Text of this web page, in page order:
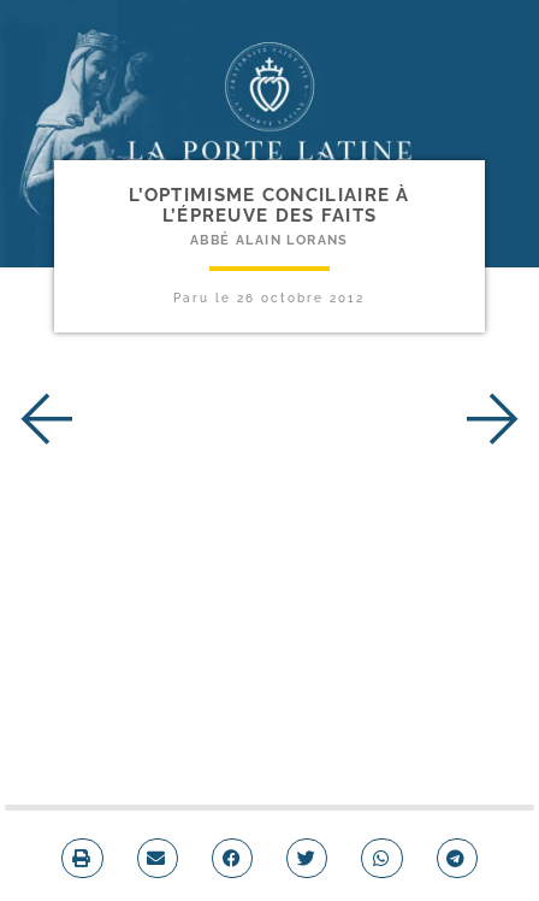
L’OPTIMISME CONCILIAIRE À
L’ÉPREUVE DES FAITS
ABBÉ ALAIN LORANS
Paru le26 octobre 2012